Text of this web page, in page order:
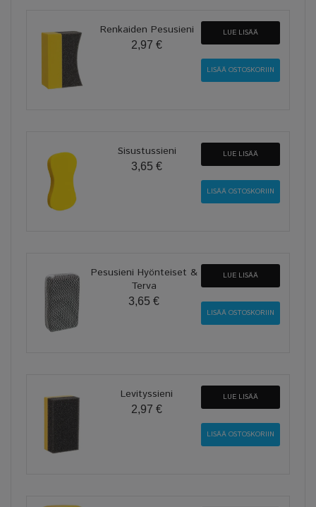
Renkaiden Pesusieni
2,97 €
LUE LISÄÄ
Sisustussieni
3,65 €
LUE LISÄÄ
Pesusieni Hyönteiset &
Terva
3,65 €
LUE LISÄÄ
Levityssieni
2,97 €
LUE LISÄÄ